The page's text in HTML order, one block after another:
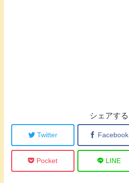
シェアする
Twitter Facebook
Pocket LINE